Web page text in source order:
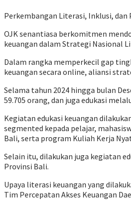
Perkembangan Literasi, Inklusi, dan
OJK senantiasa berkomitmen
keuangan dalam Strategi Nasional
Dalam rangka memperkecil gap
keuangan secara online, aliansi
Selama tahun 2024 hingga bulan
59.705 orang, dan juga edukasi
Kegiatan edukasi keuangan
segmented kepada pelajar,
Bali, serta program Kuliah Kerja
Selain itu, dilakukan juga kegiatan
Provinsi Bali.
Upaya literasi keuangan yang
Tim Percepatan Akses Keuangan